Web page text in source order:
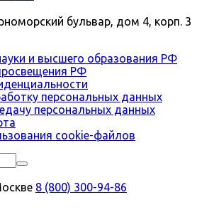
бульвар, дом 4, корп. 3
и высшего образования РФ
РФ
персональных данных
персональных данных
сookie-файлов
8 (800) 300-94-86